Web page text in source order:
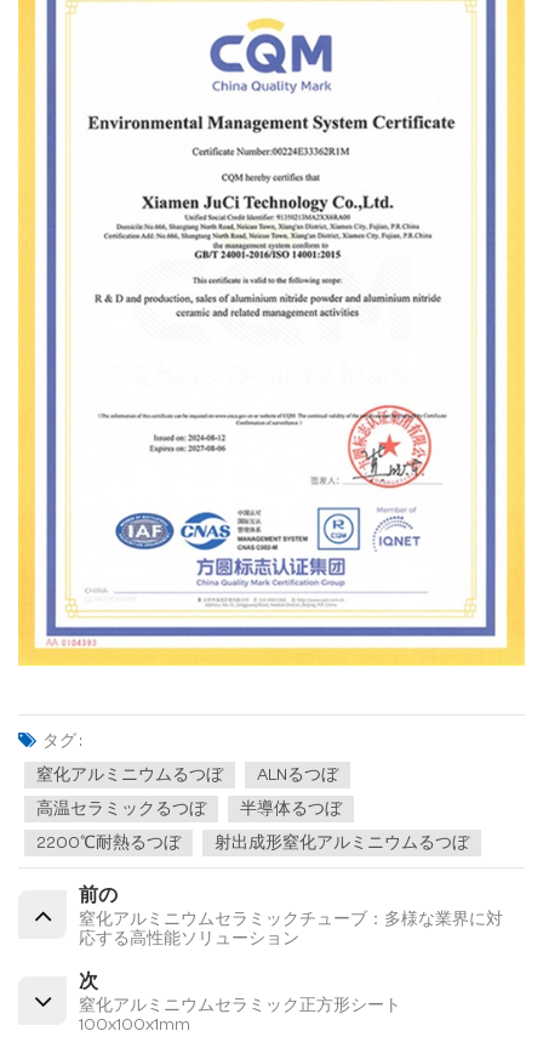
タグ :
窒化アルミニウムるつぼ
ALNるつぼ
高温セラミックるつぼ
半導体るつぼ
2200℃耐熱るつぼ
射出成形窒化アルミニウムるつぼ
前の
窒化アルミニウムセラミックチューブ：多様な業界に対
応する高性能ソリューション
次
窒化アルミニウムセラミック正方形シート
100x100x1mm